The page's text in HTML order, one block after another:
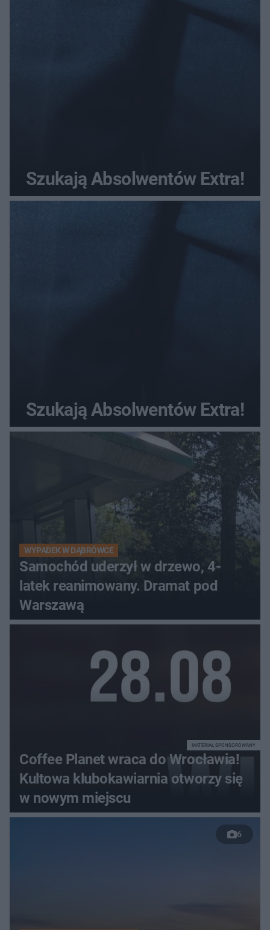
Szukają Absolwentów Extra!
Szukają Absolwentów Extra!
WYPADEK W DĄBRÓWCE
Samochód uderzył w drzewo, 4-
latek reanimowany. Dramat pod
Warszawą
Coffee Planet wraca do Wrocławia!
Kultowa klubokawiarnia otworzy się
w nowym miejscu
MATERIAŁ SPONSOROWANY
6